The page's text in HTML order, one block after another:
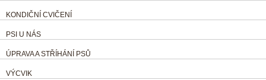
KONDIČNÍ CVIČENÍ
PSI U NÁS
ÚPRAVA A STŘÍHÁNÍ PSŮ
VÝCVIK